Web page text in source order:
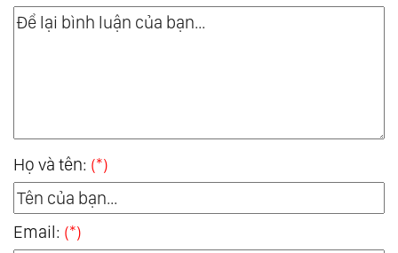
Họ và tên: (*)
Email: (*)